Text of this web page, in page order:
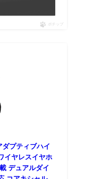
ポチップ
プティブハイ
イヤレスイヤホ
デュアルダイ